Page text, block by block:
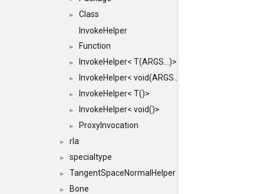
►
Class
InvokeHelper
► Function
► InvokeHelper< T(ARGS...)>
► InvokeHelper< void(ARGS...)>
► InvokeHelper< T()>
► InvokeHelper< void()>
► ProxyInvocation
► rla
► specialtype
► TangentSpaceNormalHelper
► Bone